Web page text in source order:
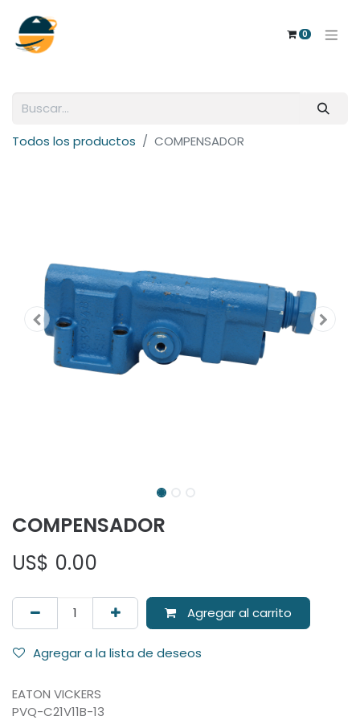
0
Todos los productos COMPENSADOR
COMPENSADOR
US$ 0.00
Agregar al carrito
Agregar a la lista de deseos
EATON VICKERS
PVQ-C21V11B-13